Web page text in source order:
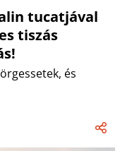
tucatjával
tiszás
és